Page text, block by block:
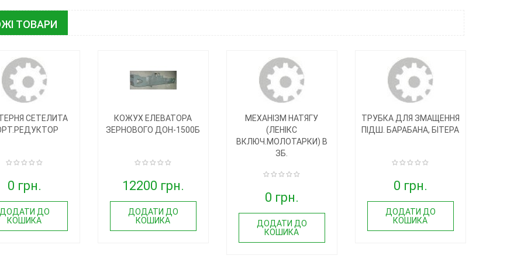
ТОВАРИ
СЕТЕЛИТА
0 грн.
ДОДАТИ ДО
КОШИКА
КОЖУХ ЕЛЕВАТОРА
ЗЕРНОВОГО ДОН-1500Б
12200 грн.
ДОДАТИ ДО
КОШИКА
МЕХАНІЗМ НАТЯГУ
(ЛЕНІКС
ВКЛЮЧ.МОЛОТАРКИ) В
ЗБ.
0 грн.
ДОДАТИ ДО
КОШИКА
ТРУБКА ДЛЯ ЗМАЩЕННЯ
ПІДШ. БАРАБАНА, БІТЕРА
0 грн.
ДОДАТИ ДО
КОШИКА